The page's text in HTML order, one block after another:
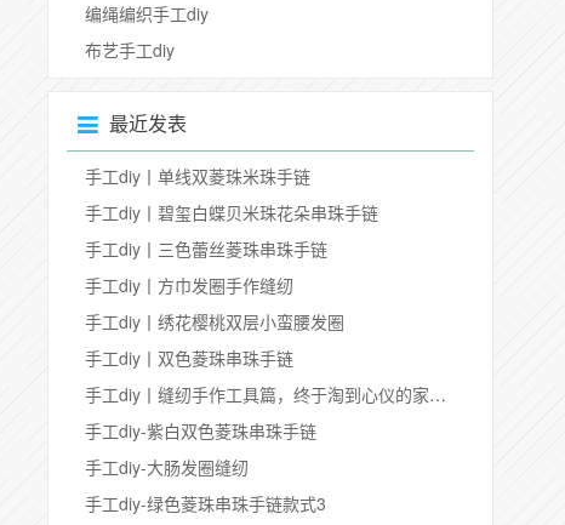
编绳编织手工diy
布艺手工diy
最近发表
手工diy丨单线双菱珠米珠手链
手工diy丨碧玺白蝶贝米珠花朵串珠手链
手工diy丨三色蕾丝菱珠串珠手链
手工diy丨方巾发圈手作缝纫
手工diy丨绣花樱桃双层小蛮腰发圈
手工diy丨双色菱珠串珠手链
手工diy丨缝纫手作工具篇，终于淘到心仪的家用缝纫机
手工diy-紫白双色菱珠串珠手链
手工diy-大肠发圈缝纫
手工diy-绿色菱珠串珠手链款式3